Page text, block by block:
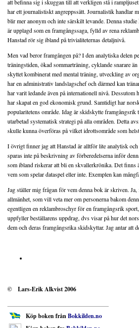
att befinna sig i skuggan till att verkligen stå i
har ett journalistiskt angreppssätt. Journalistik handlar
blir mer anonym och inte särskilt levande. Denna
är upplagd som en framgångssaga, fylld av rena
Hanstad rör sig ibland på trivialiteternas detaljnivå.
Men vad beror framgången på? I den analytiska delen
träningstiden, ökad sommarträning, cyklande snarare
skyttet kombinerat med mental träning, utveckling av
har en administrativ landslagschef och därmed kan
har varit ledande även på internationell nivå.
har skapat en god ekonomisk grund. Samtidigt har
popularitetens område. Idag är skidskytte
utarbetad systematisk strategi på alla områden. Detta
skulle kunna överföras på vilket idrottsområde som
I övrigt finner jag att Hanstad är alltför lite analytisk
sparas inte på beskrivning av förberedelserna inför
som ibland riskerar att bli en skvallerkrönika. Det finns
vem som spelar dataspel eller inte. Exemplen kan
Jag ställer mig frågan för vem denna bok är skriven.
allmänhet, som vill veta mer om personerna bakom
egentligen en reklambroschyr för en framgångsrik
uppfyller beställarens uppdrag, dvs visar på hur det
dem och deras framgångsrika skidskyttar. Jag antar att
© Lars-Erik Alkvist 2006
Köp boken frånBokkilden.no